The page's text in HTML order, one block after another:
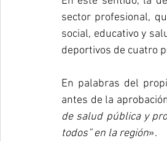
sector profesional,
social, educativo y
deportivos de cuatro
En palabras del
antes de la
de salud pública y
todos” en la región»​.